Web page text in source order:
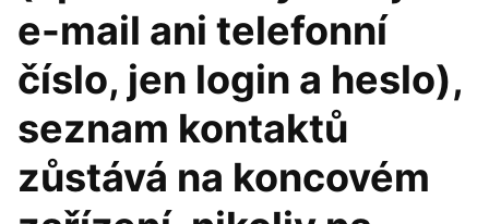
e-mail ani telefonní
číslo, jen login a heslo),
seznam kontaktů
zůstává na koncovém